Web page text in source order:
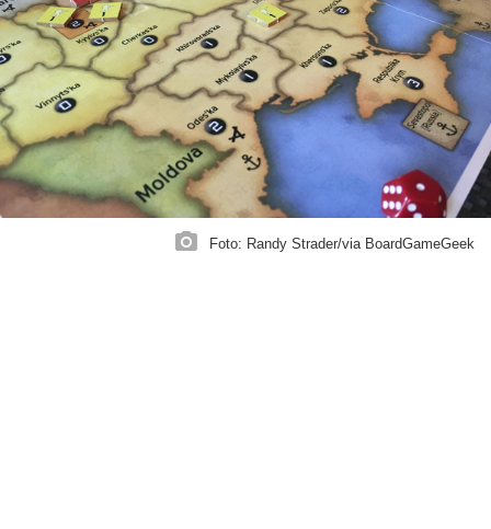
Foto: Randy Strader/via BoardGameGeek